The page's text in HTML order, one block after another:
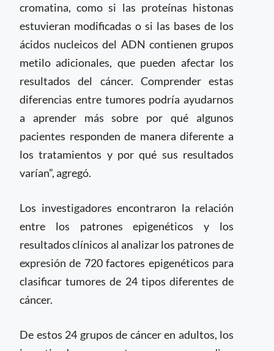
cromatina, como si las proteínas histonas
estuvieran modificadas o si las bases de los
ácidos nucleicos del ADN contienen grupos
metilo adicionales, que pueden afectar los
resultados del cáncer. Comprender estas
diferencias entre tumores podría ayudarnos
a aprender más sobre por qué algunos
pacientes responden de manera diferente a
los tratamientos y por qué sus resultados
varían”, agregó.
Los investigadores encontraron la relación
entre los patrones epigenéticos y los
resultados clínicos al analizar los patrones de
expresión de 720 factores epigenéticos para
clasificar tumores de 24 tipos diferentes de
cáncer.
De estos 24 grupos de cáncer en adultos, los